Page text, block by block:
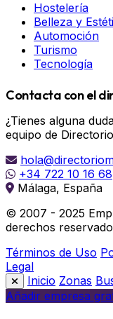
Hostelería
Belleza y
Automoción
Turismo
Tecnología
Contacta con el
¿Tienes alguna
equipo de
+34 722 10 16 68
Málaga, España
© 2007 - 2025
derechos
Términos de Uso
Legal
Inicio Zonas
Añadir empresa